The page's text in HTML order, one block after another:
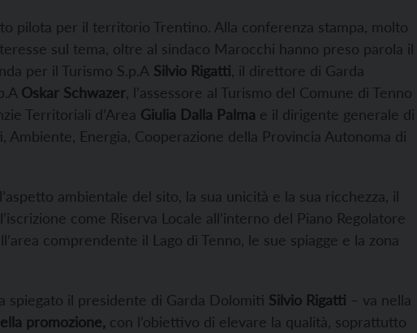
pilota per il territorio Trentino. Alla conferenza stampa, molto
sul tema, oltre al sindaco Marocchi hanno preso parola il
per il Turismo S.p.A Silvio Rigatti , il direttore di Garda
Oskar Schwazer , l’assessore al Turismo del Comune di Tenno
Territoriali d’Area Giulia Dalla Palma e il dirigente generale di
Energia, Cooperazione della Provincia Autonoma di
ambientale del sito, la sua unicità e la sua ricchezza, il
come Riserva Locale all’interno del Piano Regolatore
comprendente il Lago di Tenno, le sue spiagge e la zona
spiegato il presidente di Garda Dolomiti Silvio Rigatti – va nella
promozione, con l’obiettivo di elevare la qualità, soprattutto